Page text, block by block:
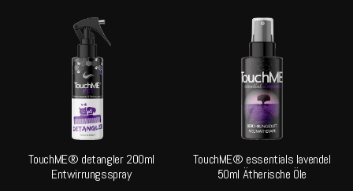
TouchME® detangler 200ml
Entwirrungsspray
TouchME® essentials lavendel
50ml Ätherische Öle